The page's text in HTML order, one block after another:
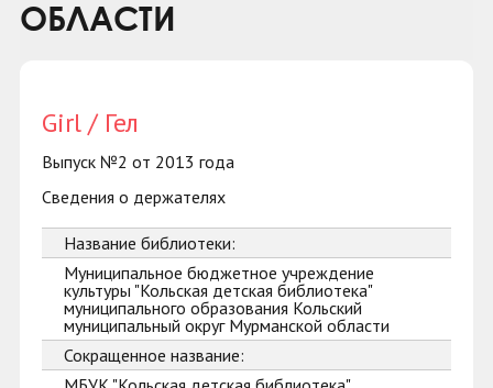
ОБЛАСТИ
Girl / Гел
Выпуск №2 от 2013 года
Сведения о держателях
Название библиотеки:
Муниципальное бюджетное учреждение
культуры "Кольская детская библиотека"
муниципального образования Кольский
муниципальный округ Мурманской области
Сокращенное название: